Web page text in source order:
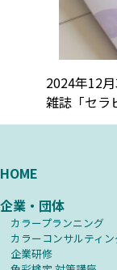
2024年12
雑誌「セ
HOME
企業・団体
カラープランニング
カラーコンサルティン
企業研修